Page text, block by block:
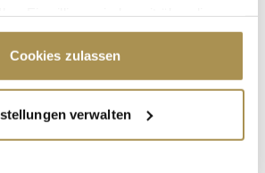
durch Klicken auf das Privacy
oder widerrufen
über Ihre geografische Lage
bis auf einige Meter genau sein
Cookies zulassen
verwalten